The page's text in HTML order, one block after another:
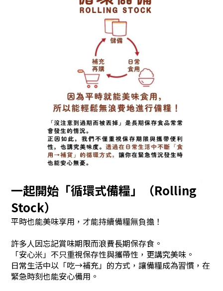
一起開始「循環式備糧」（Rolling
Stock）
平時也能美味享用，才能持續備糧無負擔！
許多人因忘記賞味期限而浪費長期保存食。
「安心米」不只重視保存性與攜帶性，更講究美味。
日常生活中以「吃→補充」的方式，讓備糧成為習慣，在
緊急時刻也能安心備用。